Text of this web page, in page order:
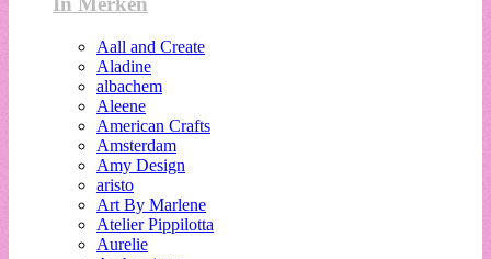
Aall and Create
Aladine
albachem
Aleene
American Crafts
Amsterdam
Amy Design
aristo
Art By Marlene
Atelier Pippilotta
Aurelie